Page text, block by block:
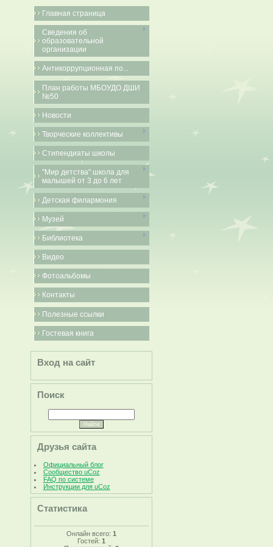
Главная страница
Сведения об
образовательной
организации
Антикоррупционная по...
План работы МБОУДО ДШИ
№50
Новости
Творческие коллективы
Стипендиаты школы
"Мир детства" школа для
малышей от 3 до 6 лет
Детская филармония
Музей
Библиотека
Видео
Фотоальбомы
Контакты
Полезные ссылки
Гостевая книга
Вход на сайт
Поиск
Друзья сайта
Официальный блог
Сообщество uCoz
FAQ по системе
Инструкции для uCoz
Статистика
Онлайн всего: 1
Гостей: 1